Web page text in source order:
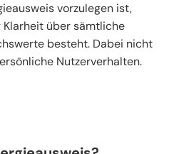
vorzulegen ist,
über sämtliche
besteht. Dabei nicht
Nutzerverhalten.